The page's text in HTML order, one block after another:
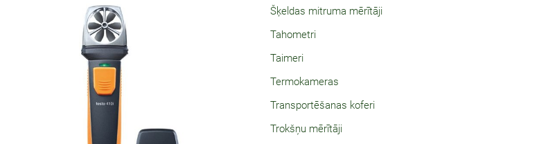
Šķeldas mitruma mērītāji
Tahometri
Taimeri
Termokameras
Transportēšanas koferi
Trokšņu mērītāji